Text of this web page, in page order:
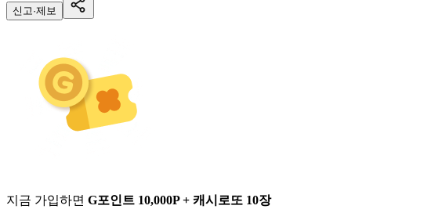
신고·제보
지금 가입하면 G포인트 10,000P + 캐시로또 10장